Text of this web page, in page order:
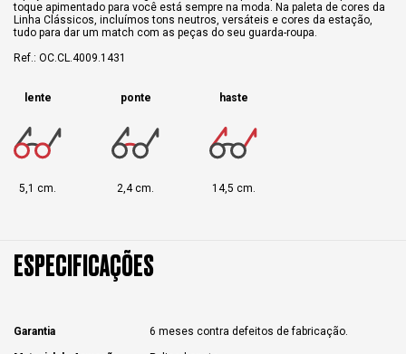
toque apimentado para você está sempre na moda. Na paleta de cores da
Linha Clássicos, incluímos tons neutros, versáteis e cores da estação,
tudo para dar um match com as peças do seu guarda-roupa.
Ref.: OC.CL.4009.1431
lente
5,1 cm.
ponte
2,4 cm.
haste
14,5 cm.
ESPECIFICAÇÕES
Garantia 6 meses contra defeitos de fabricação.